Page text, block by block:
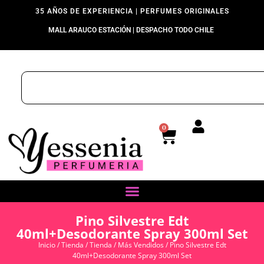
35 AÑOS DE EXPERIENCIA | PERFUMES ORIGINALES
MALL ARAUCO ESTACIÓN | DESPACHO TODO CHILE
0
Pino Silvestre Edt
40ml+Desodorante Spray 300ml Set
Inicio/Tienda /Tienda / Más Vendidos/ Pino Silvestre Edt
40ml+Desodorante Spray 300ml Set